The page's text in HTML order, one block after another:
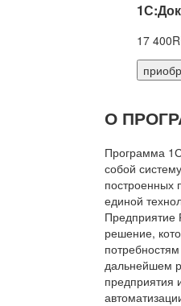
17
О
Программа
собой
построенных
единой
Предприятие
решение,
дальнейшем
предприятия